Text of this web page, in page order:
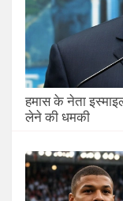
हमास के नेता
लेने की धमकी